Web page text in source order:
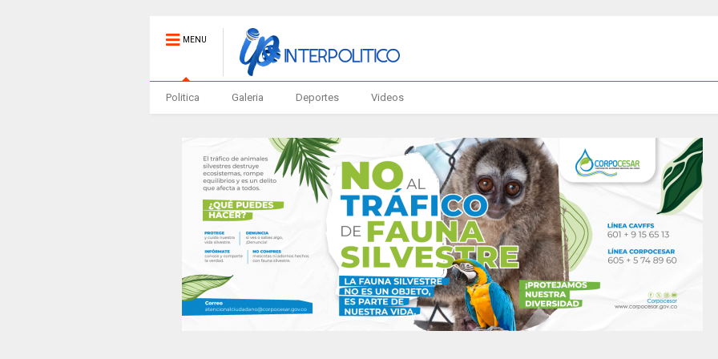
MENU
Politica Galeria Deportes Videos